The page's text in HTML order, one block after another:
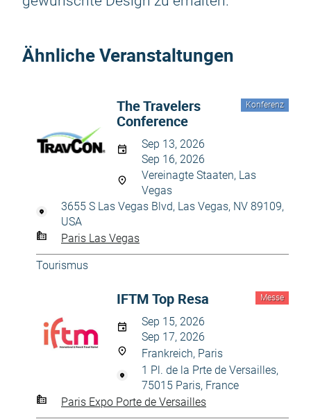
Ähnliche Veranstaltungen
Konferenz
The Travelers
Conference
Sep 13, 2026
Sep 16, 2026
Vereinagte Staaten, Las
Vegas
3655 S Las Vegas Blvd, Las Vegas, NV 89109,
USA
Paris Las Vegas
Tourismus
Messe
IFTM Top Resa
Sep 15, 2026
Sep 17, 2026
Frankreich, Paris
1 Pl. de la Prte de Versailles,
75015 Paris, France
Paris Expo Porte de Versailles